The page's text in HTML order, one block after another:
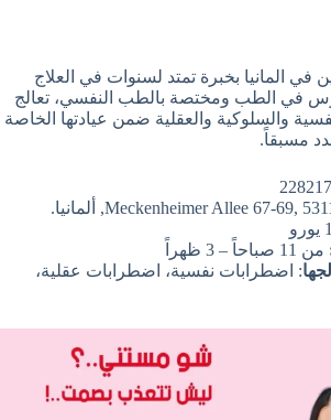
في المانيا بخبرة تمتد لسنوات في العلاج
في الطب ومختصة بالطب النفسي، تعالج
والسلوكية والعقلية ضمن عيادتها الخاصة
مسبقاً.
من 11 صباحاً – 3 ظهراً
: اضطرابات نفسية، اضطرابات عقلية،